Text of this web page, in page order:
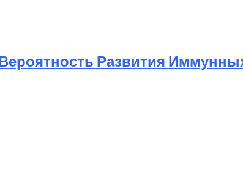
Страной, Успешно Высадившейся На Луну
Развития